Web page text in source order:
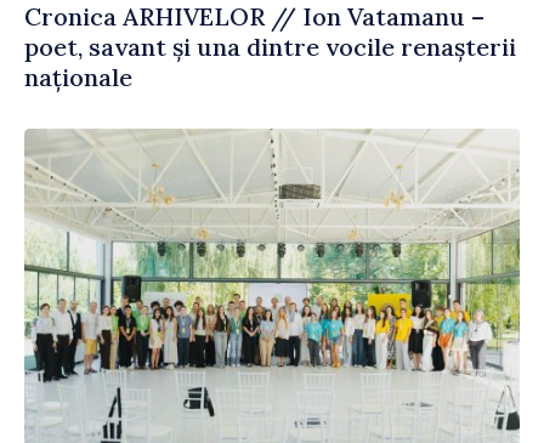
Cronica ARHIVELOR // Ion Vatamanu –
poet, savant și una dintre vocile renașterii
naționale